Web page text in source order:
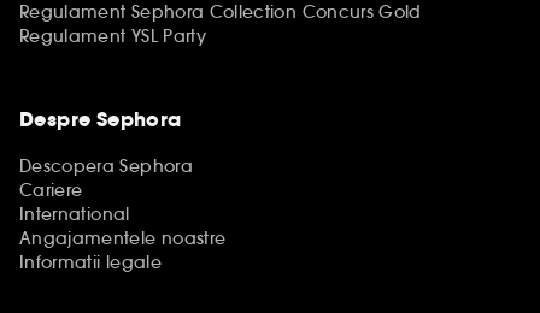
Regulament Sephora Collection Concurs Gold
Regulament YSL Party
Despre Sephora
Descopera Sephora
Cariere
International
Angajamentele noastre
Informatii legale